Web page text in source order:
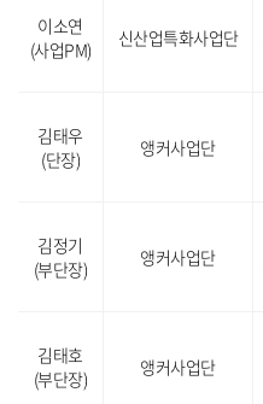
이소연
(사업PM)
신산업특화사업단
김태우
(단장)
앵커사업단
김정기
(부단장)
앵커사업단
김태호
(부단장)
앵커사업단